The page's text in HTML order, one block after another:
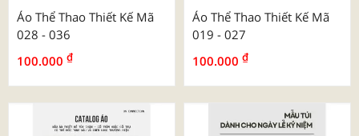
Áo Thể Thao Thiết Kế Mã
028 - 036
100.000 ₫
Áo Thể Thao Thiết Kế Mã
019 - 027
100.000 ₫